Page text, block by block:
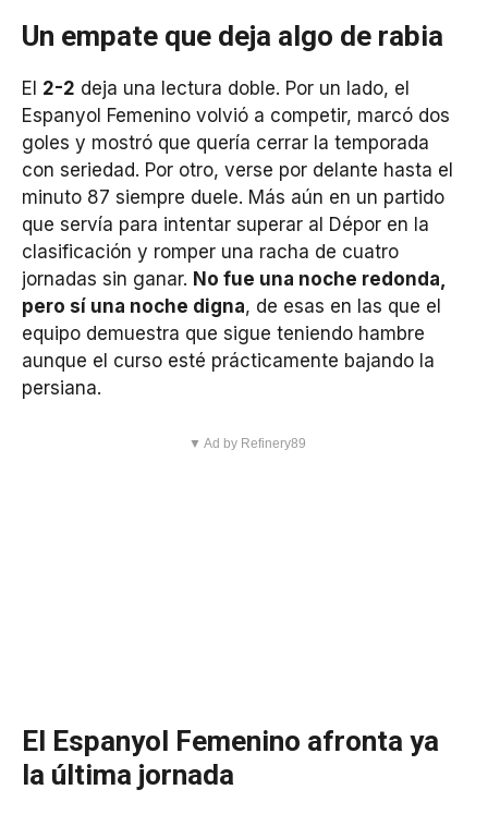
Un empate que deja algo de rabia
El 2-2 deja una lectura doble. Por un lado, el
Espanyol Femenino volvió a competir, marcó dos
goles y mostró que quería cerrar la temporada
con seriedad. Por otro, verse por delante hasta el
minuto 87 siempre duele. Más aún en un partido
que servía para intentar superar al Dépor en la
clasificación y romper una racha de cuatro
jornadas sin ganar. No fue una noche redonda,
pero sí una noche digna, de esas en las que el
equipo demuestra que sigue teniendo hambre
aunque el curso esté prácticamente bajando la
persiana.
▼ Ad by Refinery89
El Espanyol Femenino afronta ya
la última jornada